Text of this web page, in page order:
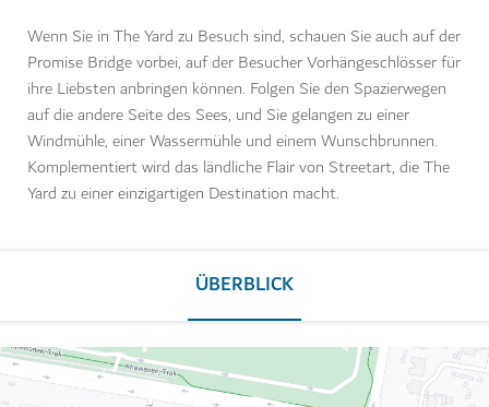
Wenn Sie in The Yard zu Besuch sind, schauen Sie auch auf der
Promise Bridge vorbei, auf der Besucher Vorhängeschlösser für
ihre Liebsten anbringen können. Folgen Sie den Spazierwegen
auf die andere Seite des Sees, und Sie gelangen zu einer
Windmühle, einer Wassermühle und einem Wunschbrunnen.
Komplementiert wird das ländliche Flair von Streetart, die The
Yard zu einer einzigartigen Destination macht.
ÜBERBLICK